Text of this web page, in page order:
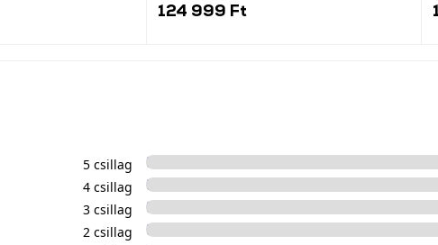
124 999 Ft
5 csillag
4 csillag
3 csillag
2 csillag